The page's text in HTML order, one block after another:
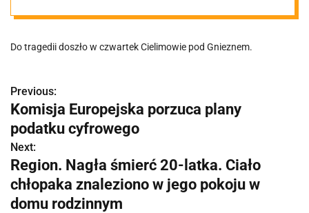
znaleziono na
terenie posesji
Do tragedii doszło w czwartek Cielimowie pod Gnieznem.
N
a
w
i
g
Previous:
Komisja Europejska porzuca plany
podatku cyfrowego
Next:
Region. Nagła śmierć 20-latka. Ciało
chłopaka znaleziono w jego pokoju w
domu rodzinnym